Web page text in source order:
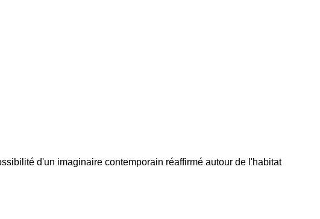
d'un imaginaire contemporain réaffirmé autour de l'habitat